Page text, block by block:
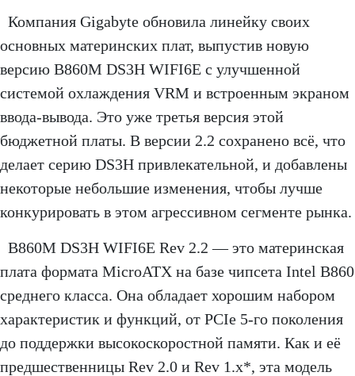
Компания Gigabyte обновила линейку своих
основных материнских плат, выпустив новую
версию B860M DS3H WIFI6E с улучшенной
системой охлаждения VRM и встроенным экраном
ввода-вывода. Это уже третья версия этой
бюджетной платы. В версии 2.2 сохранено всё, что
делает серию DS3H привлекательной, и добавлены
некоторые небольшие изменения, чтобы лучше
конкурировать в этом агрессивном сегменте рынка.
B860M DS3H WIFI6E Rev 2.2 — это материнская
плата формата MicroATX на базе чипсета Intel B860
среднего класса. Она обладает хорошим набором
характеристик и функций, от PCIe 5-го поколения
до поддержки высокоскоростной памяти. Как и её
предшественницы Rev 2.0 и Rev 1.x*, эта модель